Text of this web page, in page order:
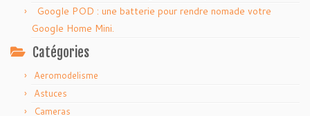
Google POD : une batterie pour rendre nomade votre
Google Home Mini.
Catégories
Aeromodelisme
Astuces
Cameras